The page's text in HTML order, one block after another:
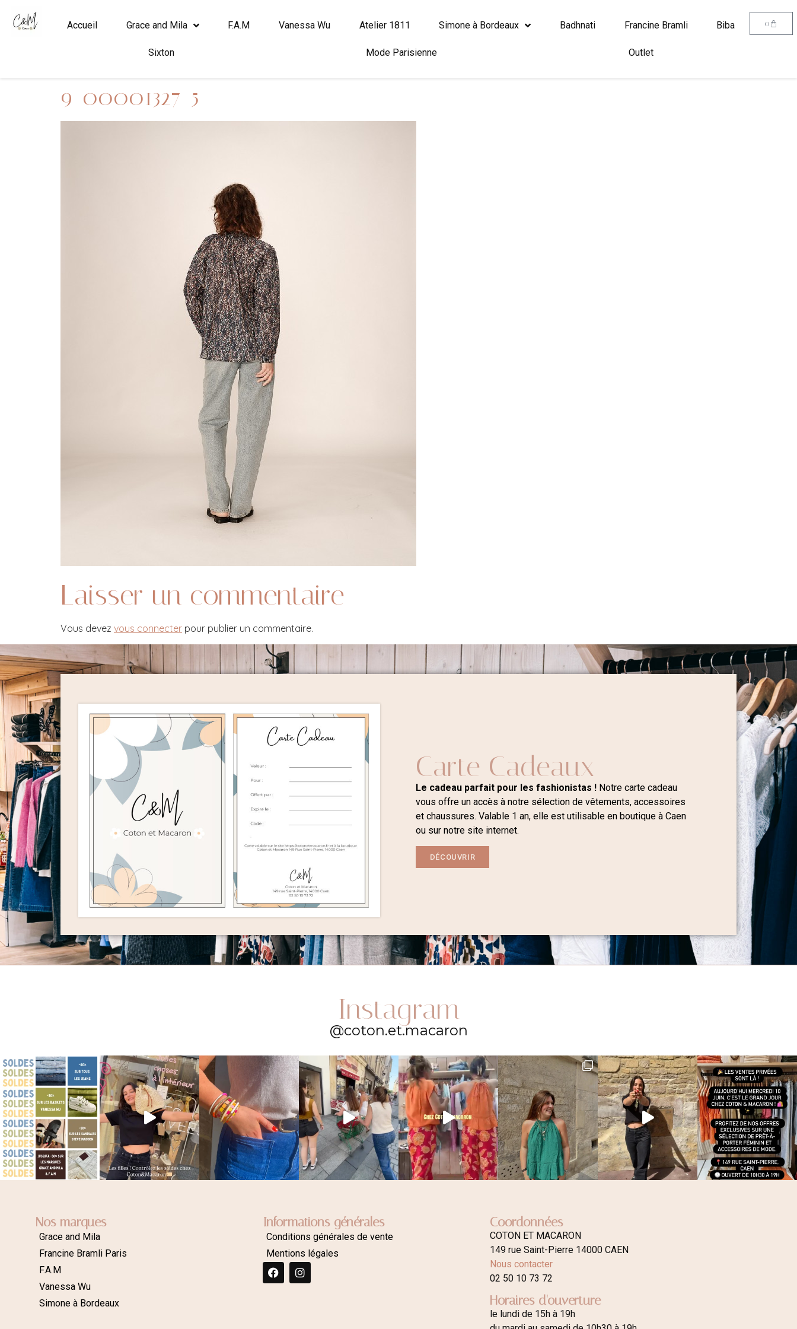
0
Accueil Grace and Mila F.A.M Vanessa Wu Atelier 1811 Simone à Bordeaux Badhnati Francine Bramli Biba
Sixton Mode Parisienne Outlet
9_00001327_5
Laisser un commentaire
Vous devez vous connecter pour publier un commentaire.
Carte Cadeaux
Le cadeau parfait pour les fashionistas !Notre carte cadeau
vous offre un accès à notre sélection de vêtements, accessoires
et chaussures. Valable 1 an, elle est utilisable en boutique à Caen
ou sur notre site internet.
DÉCOUVRIR
Instagram
@coton.et.macaron
Nos marques
Grace and Mila
Francine Bramli Paris
F.A.M
Vanessa Wu
Simone à Bordeaux
Informations générales
Conditions générales de vente
Mentions légales
Coordonnées
COTON ET MACARON
149 rue Saint-Pierre 14000 CAEN
Nous contacter
02 50 10 73 72
Horaires d'ouverture
le lundi de 15h à 19h